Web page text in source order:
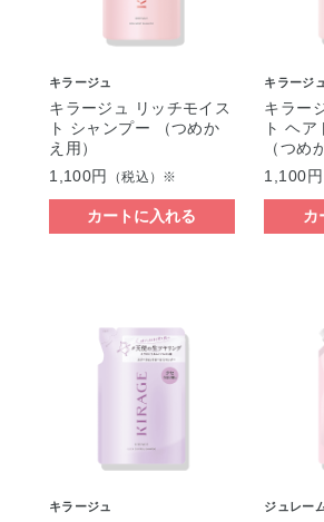
キラージュ
キラージュ リッチモイス
ト シャンプー （つめか
え用）
1,100円
（税込）※
カートに入れる
キラージュ
キラー
ト ヘア
（つめ
1,100円
カ
キラージュ ジュレー